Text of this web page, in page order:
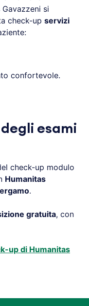
si
check-up servizi
confortevole.
esami
check-up modulo
Humanitas
.
gratuita, con
up di Humanitas